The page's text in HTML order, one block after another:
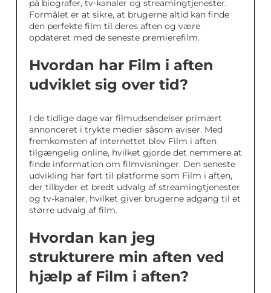
på biografer, tv-kanaler og streamingtjenester.
Formålet er at sikre, at brugerne altid kan finde
den perfekte film til deres aften og være
opdateret med de seneste premierefilm.
Hvordan har Film i aften
udviklet sig over tid?
I de tidlige dage var filmudsendelser primært
annonceret i trykte medier såsom aviser. Med
fremkomsten af internettet blev Film i aften
tilgængelig online, hvilket gjorde det nemmere at
finde information om filmvisninger. Den seneste
udvikling har ført til platforme som Film i aften,
der tilbyder et bredt udvalg af streamingtjenester
og tv-kanaler, hvilket giver brugerne adgang til et
større udvalg af film.
Hvordan kan jeg
strukturere min aften ved
hjælp af Film i aften?